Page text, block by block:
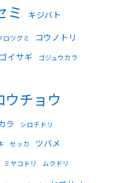
ミ キジバト
ロツグミ コウノトリ
ゴイサギ ゴジュウカラ
ウチョウ
ラ シロチドリ
セッカ
ツバメ
ミヤコドリ ムクドリ